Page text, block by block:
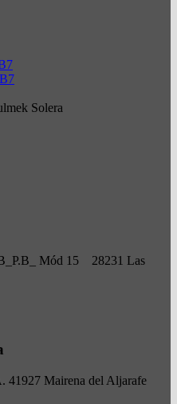
Solera
Mód 15 28231 Las
41927 Mairena del Aljarafe